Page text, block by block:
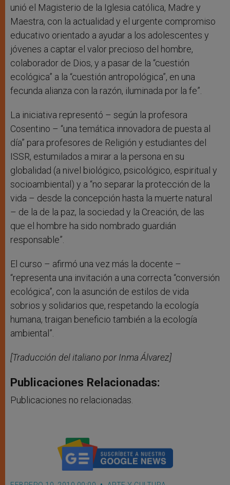
unió el Magisterio de la Iglesia católica, Madre y
Maestra, con la actualidad y el urgente compromiso
educativo orientado a ayudar a los adolescentes y
jóvenes a captar el valor precioso del hombre,
colaborador de Dios, y a pasar de la “cuestión
ecológica” a la “cuestión antropológica”, en una
fecunda alianza con la razón, iluminada por la fe”.
La iniciativa representó – según la profesora
Cosentino – “una temática innovadora de puesta al
día” para profesores de Religión y estudiantes del
ISSR, estumilados a mirar a la persona en su
globalidad (a nivel biológico, psicológico, espiritual y
socioambiental) y a “no separar la protección de la
vida – desde la concepción hasta la muerte natural
– de la de la paz, la sociedad y la Creación, de las
que el hombre ha sido nombrado guardián
responsable”.
El curso – afirmó una vez más la docente –
“representa una invitación a una correcta “conversión
ecológica”, con la asunción de estilos de vida
sobrios y solidarios que, respetando la ecología
humana, traigan beneficio también a la ecología
ambiental”.
[Traducción del italiano por Inma Álvarez]
Publicaciones Relacionadas:
Publicaciones no relacionadas.